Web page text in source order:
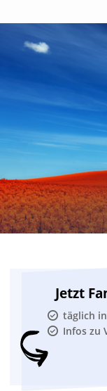
Jetzt
täglich
Infos zu